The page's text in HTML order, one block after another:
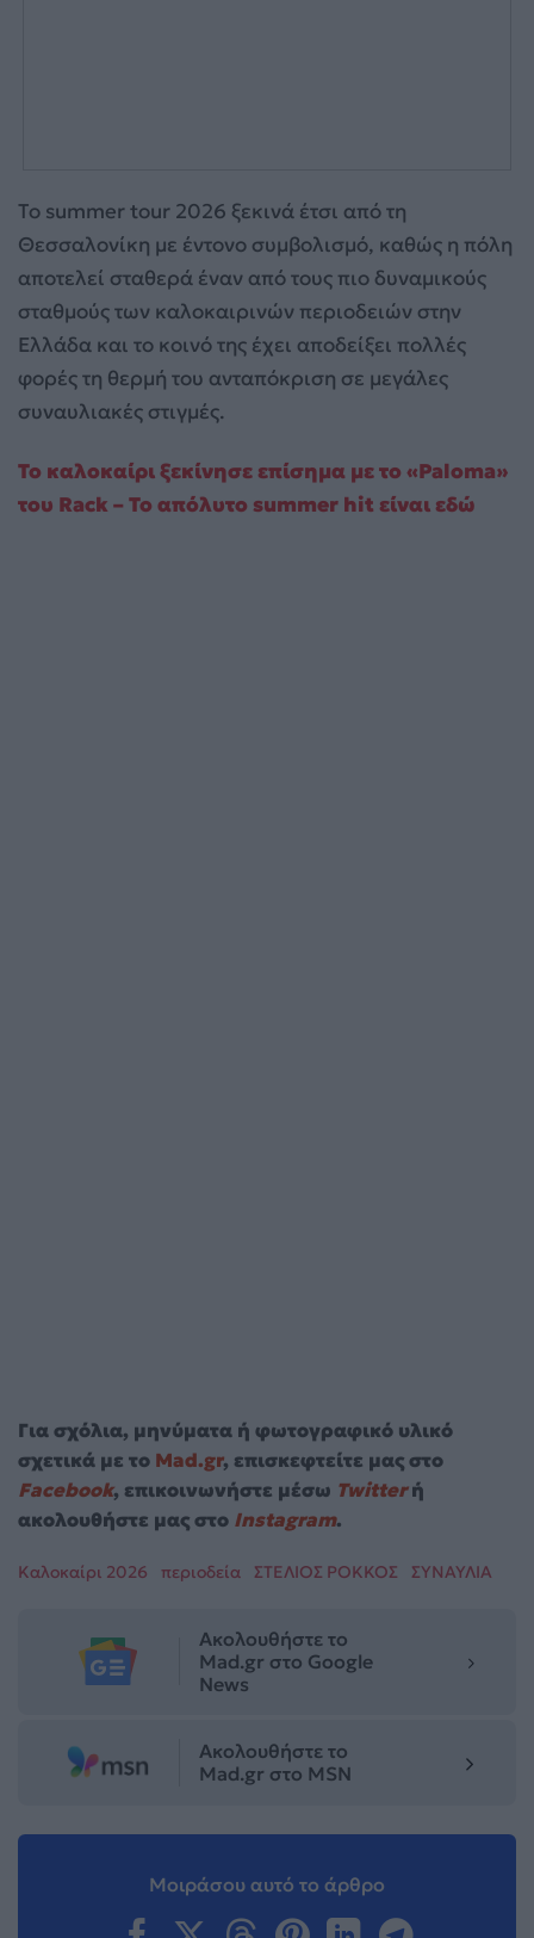
Το summer tour 2026 ξεκινά έτσι από τη
Θεσσαλονίκη με έντονο συμβολισμό, καθώς η πόλη
αποτελεί σταθερά έναν από τους πιο δυναμικούς
σταθμούς των καλοκαιρινών περιοδειών στην
Ελλάδα και το κοινό της έχει αποδείξει πολλές
φορές τη θερμή του ανταπόκριση σε μεγάλες
συναυλιακές στιγμές.
Το καλοκαίρι ξεκίνησε επίσημα με το «Paloma»
του Rack – Το απόλυτο summer hit είναι εδώ
Για σχόλια, μηνύματα ή φωτογραφικό υλικό
σχετικά με το Mad.gr, επισκεφτείτε μας στο
Facebook, επικοινωνήστε μέσω Twitterή
ακολουθήστε μας στο Instagram.
Καλοκαίρι 2026 περιοδεία ΣΤΕΛΙΟΣ ΡΟΚΚΟΣ ΣΥΝΑΥΛΙΑ
Ακολουθήστε το
Mad.gr στο Google
News
Ακολουθήστε το
Mad.gr στο MSN
Μοιράσου αυτό το άρθρο